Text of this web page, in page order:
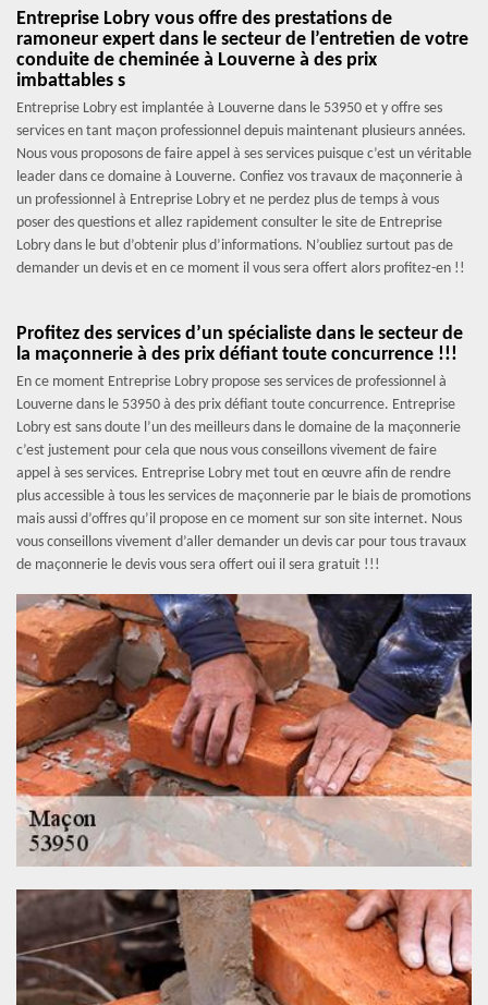
Entreprise Lobry vous offre des prestations de
ramoneur expert dans le secteur de l’entretien de votre
conduite de cheminée à Louverne à des prix
imbattables s
Entreprise Lobry est implantée à Louverne dans le 53950 et y offre ses
services en tant maçon professionnel depuis maintenant plusieurs années.
Nous vous proposons de faire appel à ses services puisque c’est un véritable
leader dans ce domaine à Louverne. Confiez vos travaux de maçonnerie à
un professionnel à Entreprise Lobry et ne perdez plus de temps à vous
poser des questions et allez rapidement consulter le site de Entreprise
Lobry dans le but d’obtenir plus d’informations. N’oubliez surtout pas de
demander un devis et en ce moment il vous sera offert alors profitez-en !!
Profitez des services d’un spécialiste dans le secteur de
la maçonnerie à des prix défiant toute concurrence !!!
En ce moment Entreprise Lobry propose ses services de professionnel à
Louverne dans le 53950 à des prix défiant toute concurrence. Entreprise
Lobry est sans doute l’un des meilleurs dans le domaine de la maçonnerie
c’est justement pour cela que nous vous conseillons vivement de faire
appel à ses services. Entreprise Lobry met tout en œuvre afin de rendre
plus accessible à tous les services de maçonnerie par le biais de promotions
mais aussi d’offres qu’il propose en ce moment sur son site internet. Nous
vous conseillons vivement d’aller demander un devis car pour tous travaux
de maçonnerie le devis vous sera offert oui il sera gratuit !!!